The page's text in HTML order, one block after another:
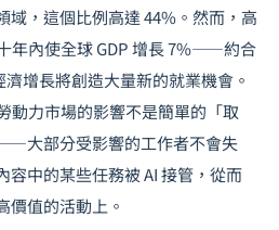
域，這個比例高達 44%。然而，高
年內使全球 GDP 增長 7%——約合
增長將創造大量新的就業機會。
動力市場的影響不是簡單的「取
大部分受影響的工作者不會失
容中的某些任務被 AI 接管，從而
價值的活動上。